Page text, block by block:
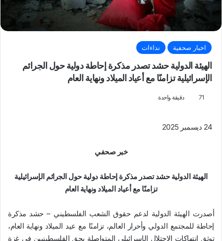
اخبار صحفية نداءات
الهيئة الدولية حشد تصدر مذكرة إحاطة دولية حول الجرائم
الإسرائيلية تزامنًا مع أعياد الميلاد ونهاية العام
71 دقيقة واحدة
خبر صحفي
الهيئة الدولية حشد تصدر مذكرة إحاطة دولية حول الجرائم الإسرائيلية
تزامنًا مع أعياد الميلاد ونهاية العام
أصدرت الهيئة الدولية لدعم حقوق الشعب الفلسطيني – حشد مذكرة
إحاطة للمجتمع الدولي وأحرار العالم، تزامنًا مع عيد الميلاد ونهاية العام،
توثق انتهاكات الاحتلال الإسرائيلي المتواصلة بحق الفلسطينيين في غزة